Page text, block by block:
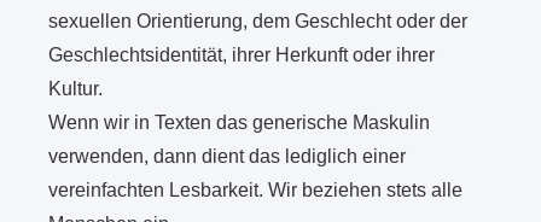
sexuellen Orientierung, dem Geschlecht oder der
Geschlechtsidentität, ihrer Herkunft oder ihrer
Kultur.
Wenn wir in Texten das generische Maskulin
verwenden, dann dient das lediglich einer
vereinfachten Lesbarkeit. Wir beziehen stets alle